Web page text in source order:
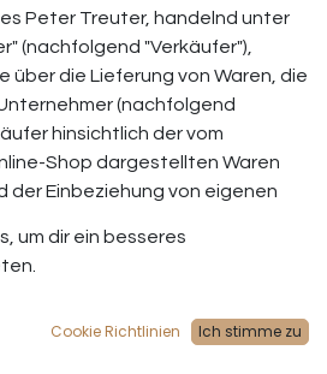
Peter Treuter, handelnd unter
(nachfolgend "Verkäufer"),
über die Lieferung von Waren, die
(nachfolgend
hinsichtlich der vom
Shop dargestellten Waren
der Einbeziehung von eigenen
sofern insoweit nicht
um dir ein besseres
Cookie Richtlinien Ich stimme zu